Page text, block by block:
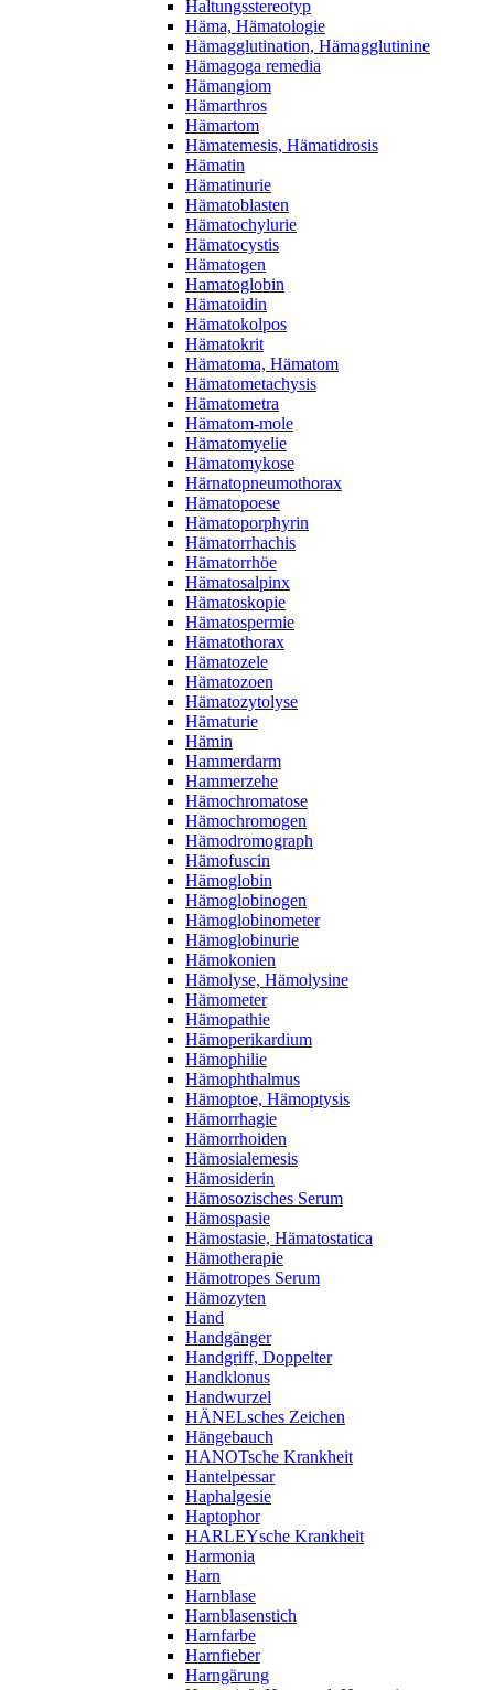
Haltungsstereotyp
Häma, Hämatologie
Hämagglutination, Hämagglutinine
Hämagoga remedia
Hämangiom
Hämarthros
Hämartom
Hämatemesis, Hämatidrosis
Hämatin
Hämatinurie
Hämatoblasten
Hämatochylurie
Hämatocystis
Hämatogen
Hamatoglobin
Hämatoidin
Hämatokolpos
Hämatokrit
Hämatoma, Hämatom
Hämatometachysis
Hämatometra
Hämatom-mole
Hämatomyelie
Hämatomykose
Härnatopneumothorax
Hämatopoese
Hämatoporphyrin
Hämatorrhachis
Hämatorrhöe
Hämatosalpinx
Hämatoskopie
Hämatospermie
Hämatothorax
Hämatozele
Hämatozoen
Hämatozytolyse
Hämaturie
Hämin
Hammerdarm
Hammerzehe
Hämochromatose
Hämochromogen
Hämodromograph
Hämofuscin
Hämoglobin
Hämoglobinogen
Hämoglobinometer
Hämoglobinurie
Hämokonien
Hämolyse, Hämolysine
Hämometer
Hämopathie
Hämoperikardium
Hämophilie
Hämophthalmus
Hämoptoe, Hämoptysis
Hämorrhagie
Hämorrhoiden
Hämosialemesis
Hämosiderin
Hämosozisches Serum
Hämospasie
Hämostasie, Hämatostatica
Hämotherapie
Hämotropes Serum
Hämozyten
Hand
Handgänger
Handgriff, Doppelter
Handklonus
Handwurzel
HÄNELsches Zeichen
Hängebauch
HANOTsche Krankheit
Hantelpessar
Haphalgesie
Haptophor
HARLEYsche Krankheit
Harmonia
Harn
Harnblase
Harnblasenstich
Harnfarbe
Harnfieber
Harngärung